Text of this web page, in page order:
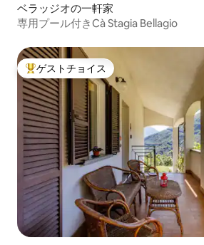
ベラッジオの一軒家
専用プール付きCà Stagia Bellagio
大好評のゲストチョイスです。
ゲストチョイス